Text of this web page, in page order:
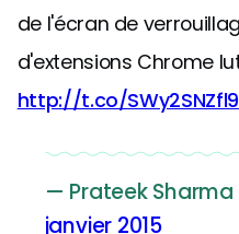
de l'écran de
d'extensions Chrome
http://t.co/SWy2SNZfl9
— Prateek
janvier 2015